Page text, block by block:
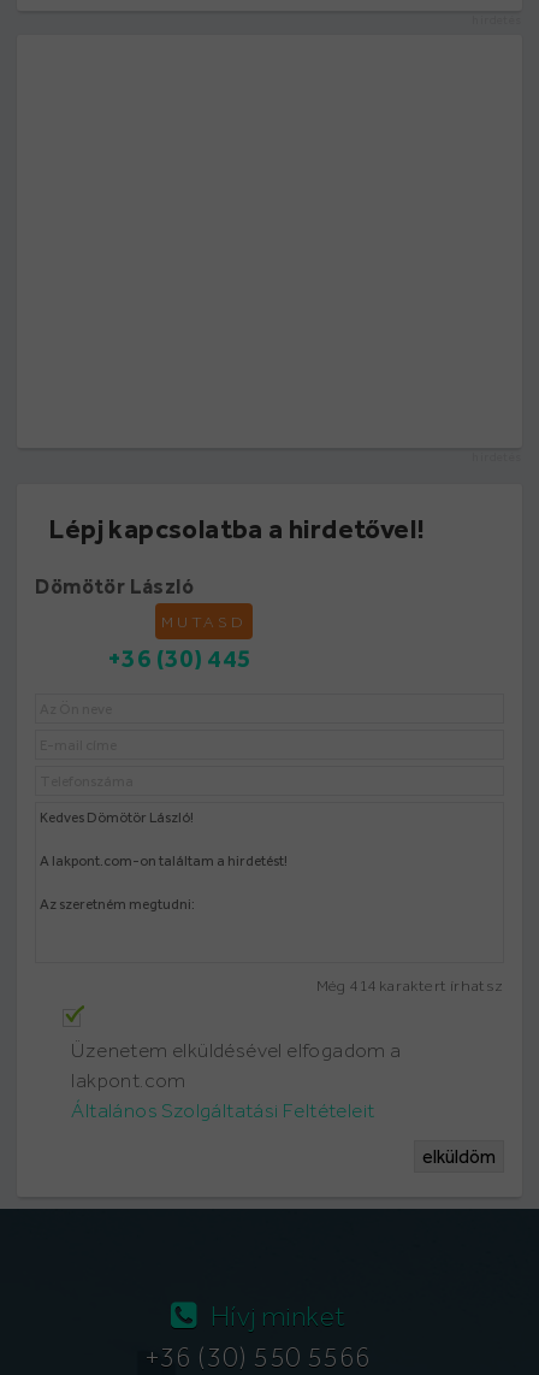
Lépj kapcsolatba a hirdetővel!
Dömötör László
MUTASD
+36 (30) 445
Még 414 karaktert írhatsz
Üzenetem elküldésével elfogadom a
lakpont.com
Általános Szolgáltatási Feltételeit
elküldöm
Hívj minket
+36 (30) 550 5566